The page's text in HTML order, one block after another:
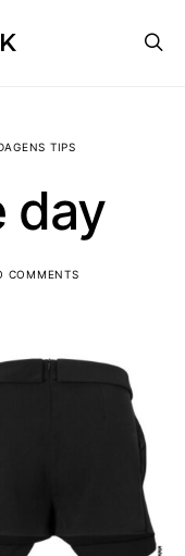
TIPS
day
COMMENTS